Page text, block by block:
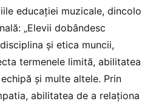
educației muzicale, dincolo
„Elevii dobândesc
și etica muncii,
termenele limită, abilitatea
și multe altele. Prin
abilitatea de a relaționa